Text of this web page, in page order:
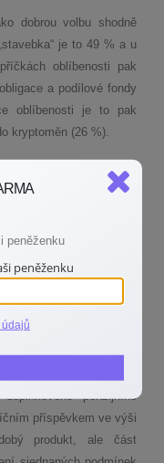
dobrou volbu shodně
je to 49 % a u
oblíbenosti pak
a podílové fondy
oblíbenosti je to pak
kryptoměn (26 %).
SVÝM DĚTEM
jich více než polovina
Oblíbené jsou také
rodičů. Investice pak
prarodičů.
je možné dětem už od
penzijního
příspěvkem ve výši
produkt, ale část
peněženku